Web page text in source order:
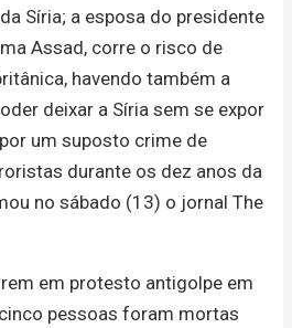
Síria; a esposa do presidente
Assad, corre o risco de
havendo também a
deixar a Síria sem se expor
um suposto crime de
durante os dez anos da
no sábado (13) o jornal The
em protesto antigolpe em
pessoas foram mortas